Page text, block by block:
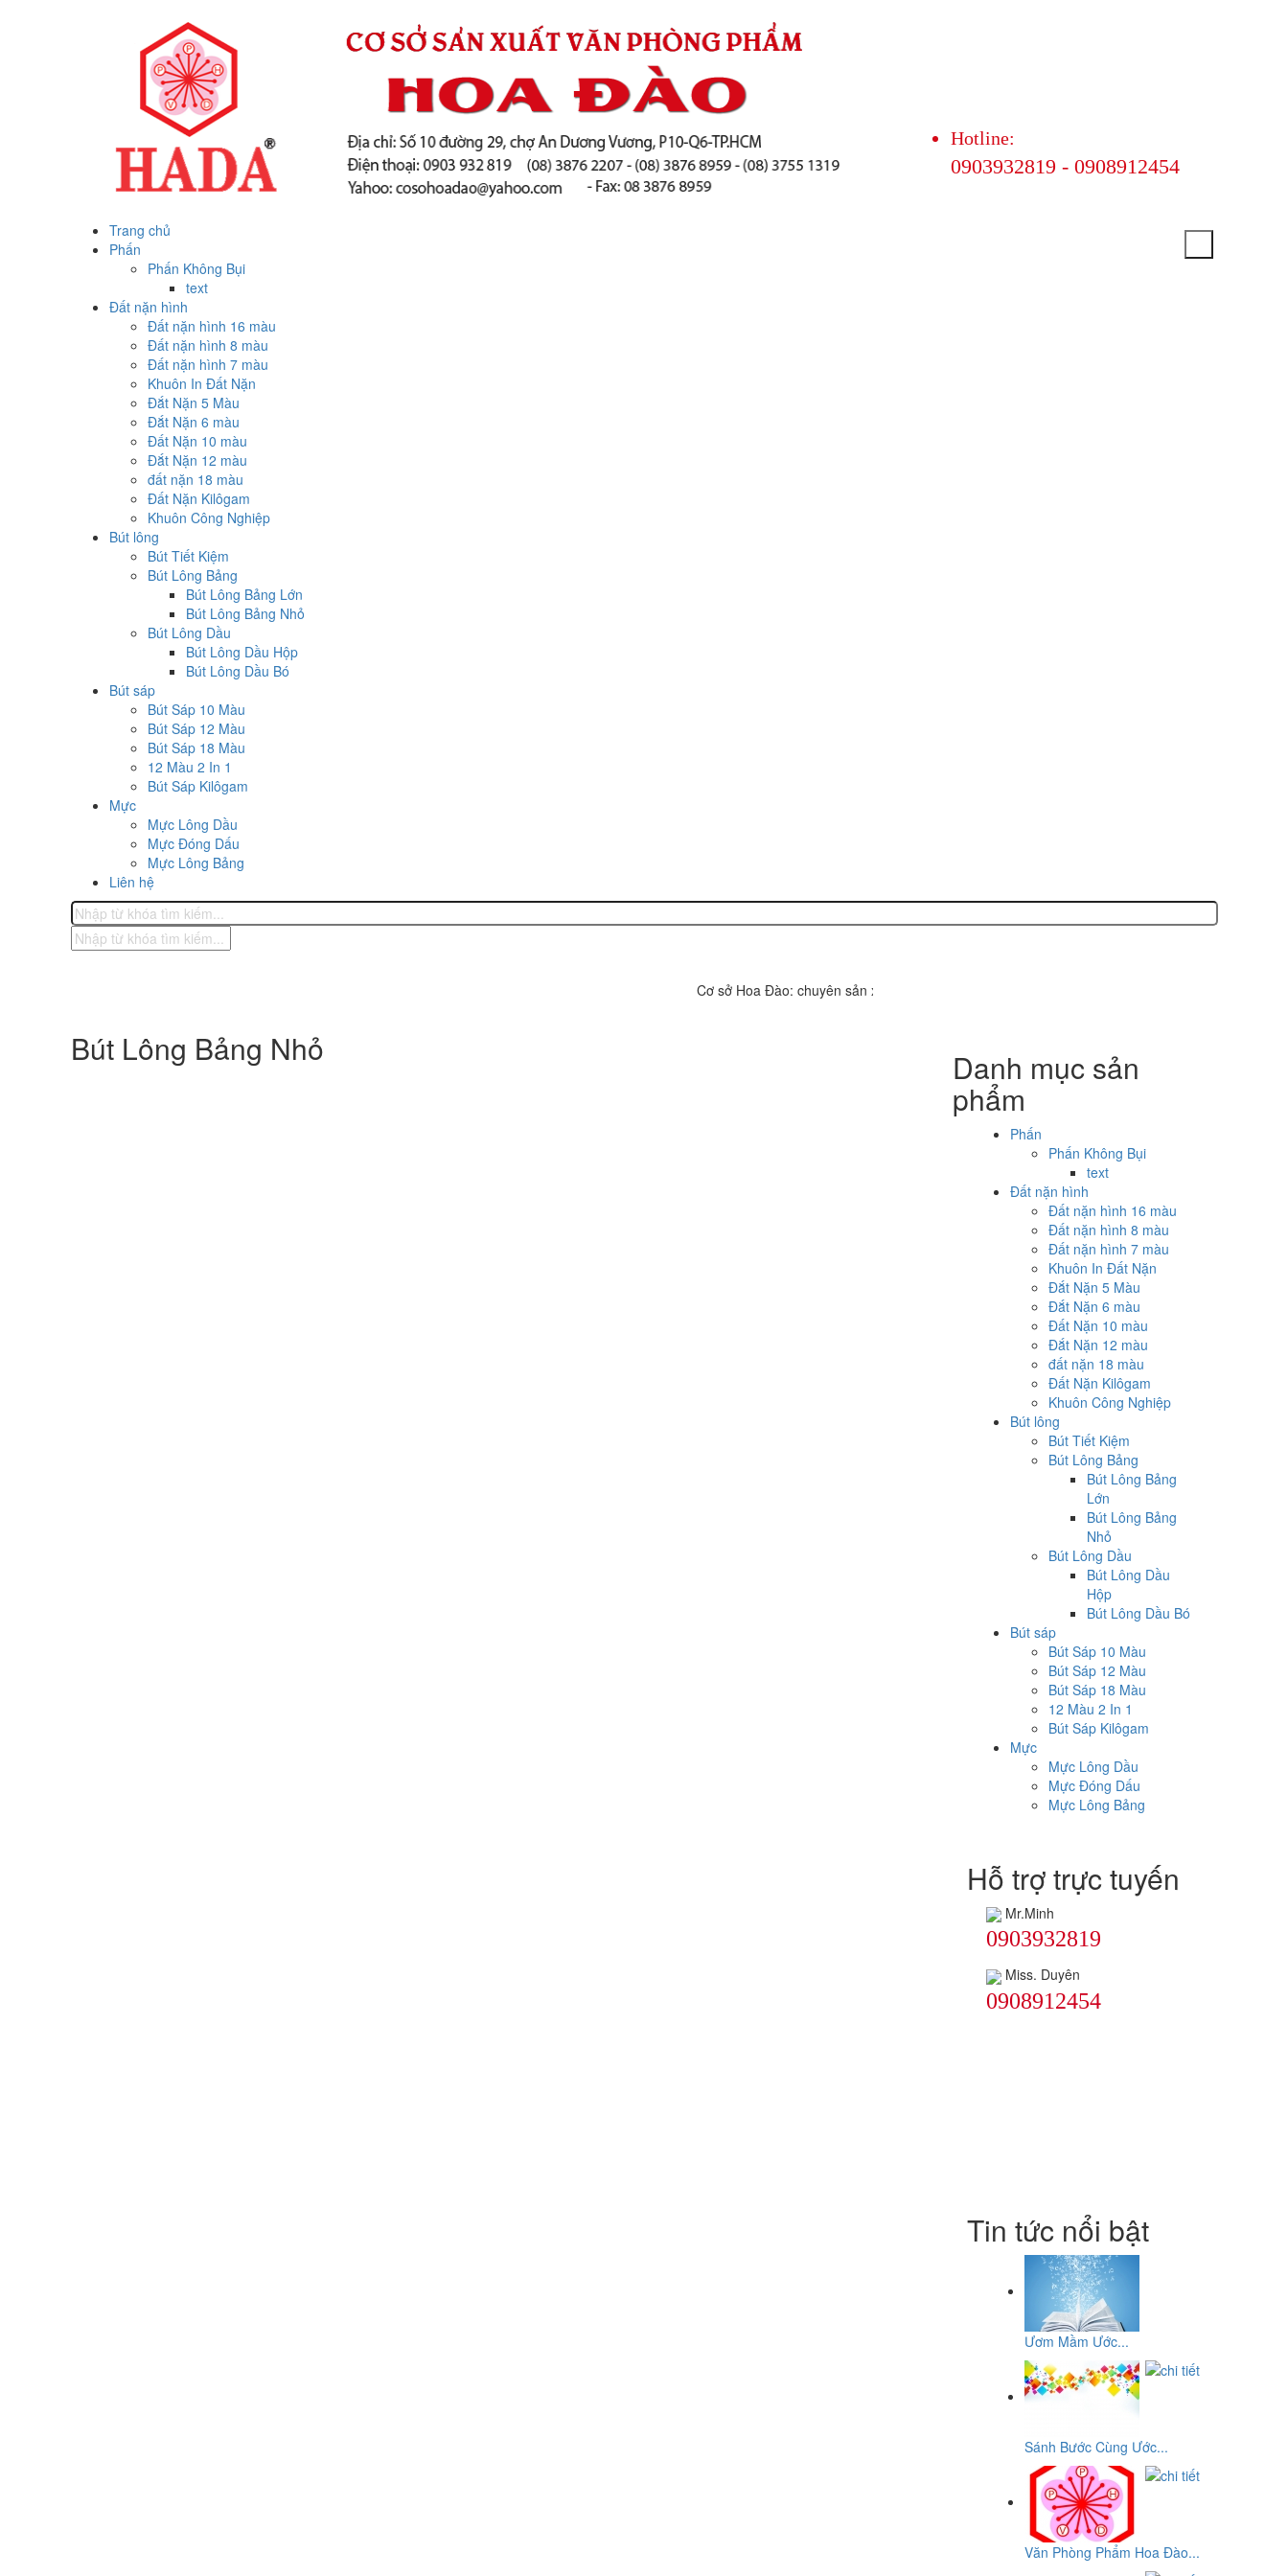
Hotline:
0903932819 - 0908912454
Trang chủ
Phấn
Phấn Không Bụi
text
Đất nặn hình
Đất nặn hình 16 màu
Đất nặn hình 8 màu
Đất nặn hình 7 màu
Khuôn In Đất Nặn
Đắt Nặn 5 Màu
Đắt Nặn 6 màu
Đất Nặn 10 màu
Đắt Nặn 12 màu
đất nặn 18 màu
Đất Nặn Kilôgam
Khuôn Công Nghiệp
Bút lông
Bút Tiết Kiệm
Bút Lông Bảng
Bút Lông Bảng Lớn
Bút Lông Bảng Nhỏ
Bút Lông Dầu
Bút Lông Dầu Hộp
Bút Lông Dầu Bó
Bút sáp
Bút Sáp 10 Màu
Bút Sáp 12 Màu
Bút Sáp 18 Màu
12 Màu 2 In 1
Bút Sáp Kilôgam
Mực
Mực Lông Dầu
Mực Đóng Dấu
Mực Lông Bảng
Liên hệ
Cơ sở Hoa Đào: chuyên sản xuất các sản phẩm văn phòng phẩm, phấn không bụi, bút sáp, bút
Bút Lông Bảng Nhỏ Danh mục sản
phẩm
Phấn
Phấn Không Bụi
text
Đất nặn hình
Đất nặn hình 16 màu
Đất nặn hình 8 màu
Đất nặn hình 7 màu
Khuôn In Đất Nặn
Đắt Nặn 5 Màu
Đắt Nặn 6 màu
Đất Nặn 10 màu
Đắt Nặn 12 màu
đất nặn 18 màu
Đất Nặn Kilôgam
Khuôn Công Nghiệp
Bút lông
Bút Tiết Kiệm
Bút Lông Bảng
Bút Lông Bảng
Lớn
Bút Lông Bảng
Nhỏ
Bút Lông Dầu
Bút Lông Dầu
Hộp
Bút Lông Dầu Bó
Bút sáp
Bút Sáp 10 Màu
Bút Sáp 12 Màu
Bút Sáp 18 Màu
12 Màu 2 In 1
Bút Sáp Kilôgam
Mực
Mực Lông Dầu
Mực Đóng Dấu
Mực Lông Bảng
Hỗ trợ trực tuyến
Mr.Minh
0903932819
Miss. Duyên
0908912454
Tin tức nổi bật
Ươm Mầm Ước...
Sánh Bước Cùng Ước...
Văn Phòng Phẩm Hoa Đào...